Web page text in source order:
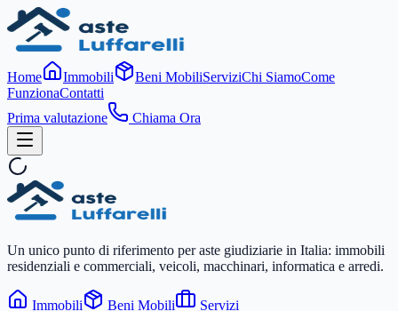
Home Immobili Beni MobiliServiziChi SiamoCome
FunzionaContatti
Prima valutazione
Chiama Ora
Un unico punto di riferimento per aste giudiziarie in Italia: immobili
residenziali e commerciali, veicoli, macchinari, informatica e arredi.
Immobili Beni Mobili Servizi